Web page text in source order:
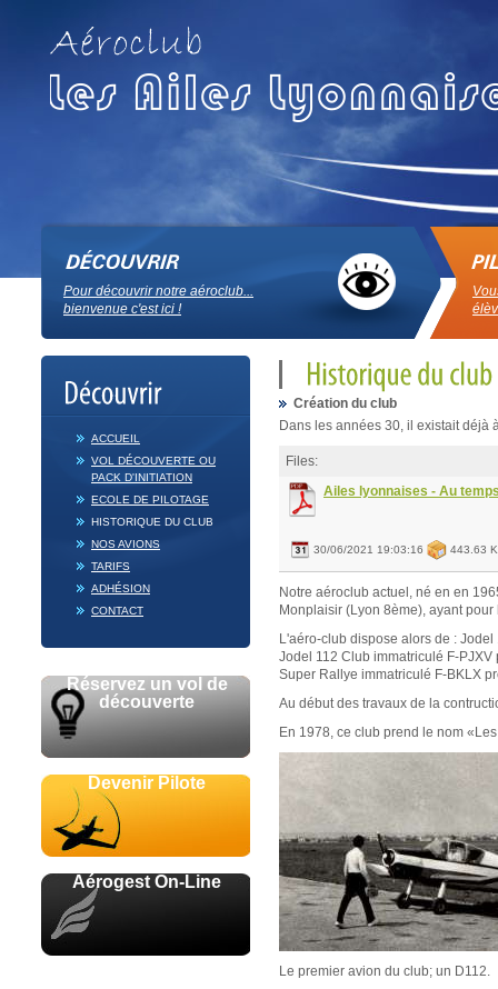
Pour découvrir notre aéroclub...
bienvenue c'est ici !
ACCUEIL
VOL DÉCOUVERTE OU
PACK D'INITIATION
ECOLE DE PILOTAGE
HISTORIQUE DU CLUB
NOS AVIONS
TARIFS
ADHÉSION
CONTACT
Réservez un vol de
découverte
Devenir Pilote
Aérogest On-Line
Création du club
Dans les années 30, il existait déjà
Files:
Ailes lyonnaises - Au
30/06/2021 19:03:16 443.63
Notre aéroclub actuel, né en en
Monplaisir (Lyon 8ème), ayant
L'aéro-club dispose alors de :
Jodel 112 Club immatriculé F-
Super Rallye immatriculé F-BKLX
Au début des travaux de la
En 1978, ce club prend le nom
Le premier avion du club; un D112.